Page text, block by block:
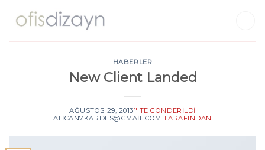
HABERLER
New Client Landed
AĞUSTOS 29, 2013’' TE GÖNDERILDI
ALICAN7KARDES@GMAIL.COM TARAFINDAN